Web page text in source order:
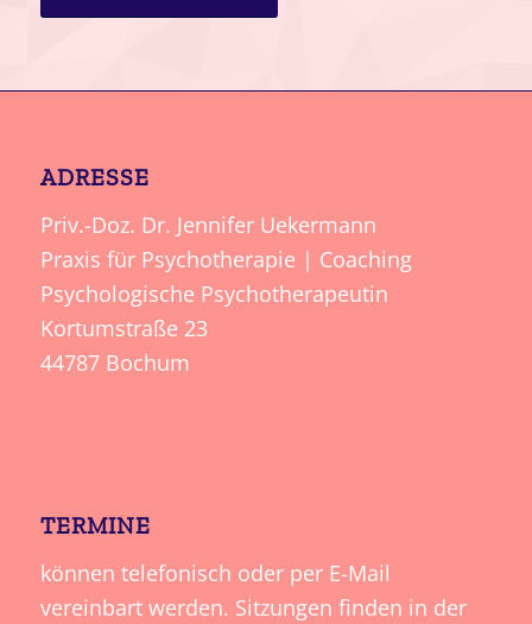
ADRESSE
Priv.-Doz. Dr. Jennifer Uekermann
Praxis für Psychotherapie | Coaching
Psychologische Psychotherapeutin
Kortumstraße 23
44787 Bochum
TERMINE
können telefonisch oder per E-Mail
vereinbart werden. Sitzungen finden in der